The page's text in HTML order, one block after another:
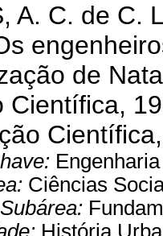
A. C. de C.
de
Científica,
Ciências
Subárea:
História